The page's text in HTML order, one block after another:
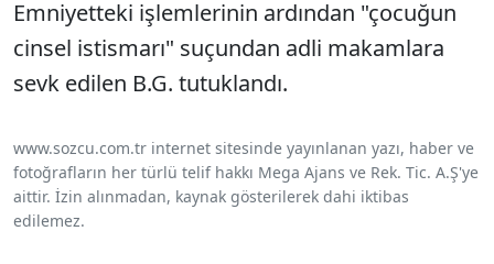
Emniyetteki işlemlerinin ardından "çocuğun
cinsel istismarı" suçundan adli makamlara
sevk edilen B.G. tutuklandı.
www.sozcu.com.tr internet sitesinde yayınlanan yazı, haber ve
fotoğrafların her türlü telif hakkı Mega Ajans ve Rek. Tic. A.Ş'ye
aittir. İzin alınmadan, kaynak gösterilerek dahi iktibas
edilemez.